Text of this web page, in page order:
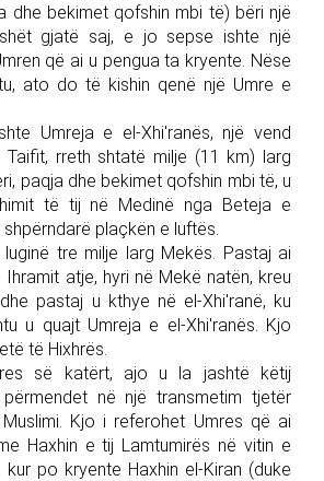
dhe bekimet qofshin mbi të) bëri një
gjatë saj, e jo sepse ishte një
që ai u pengua ta kryente. Nëse
ato do të kishin qenë një Umre e
Umreja e el-Xhi'ranës, një vend
Taifit, rreth shtatë milje (11 km) larg
paqja dhe bekimet qofshin mbi të, u
të tij në Medinë nga Beteja e
shpërndarë plaçkën e luftës.
luginë tre milje larg Mekës. Pastaj ai
Ihramit atje, hyri në Mekë natën, kreu
pastaj u kthye në el-Xhi'ranë, ku
u quajt Umreja e el-Xhi'ranës. Kjo
të Hixhrës.
së katërt, ajo u la jashtë këtij
në një transmetim tjetër
Kjo i referohet Umres që ai
Haxhin e tij Lamtumirës në vitin e
kur po kryente Haxhin el-Kiran (duke